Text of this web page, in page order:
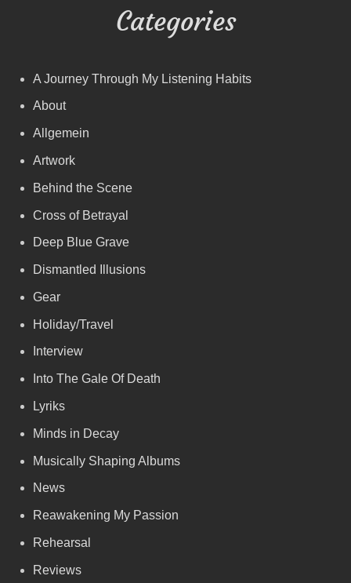
Categories
A Journey Through My Listening Habits
About
Allgemein
Artwork
Behind the Scene
Cross of Betrayal
Deep Blue Grave
Dismantled Illusions
Gear
Holiday/Travel
Interview
Into The Gale Of Death
Lyriks
Minds in Decay
Musically Shaping Albums
News
Reawakening My Passion
Rehearsal
Reviews